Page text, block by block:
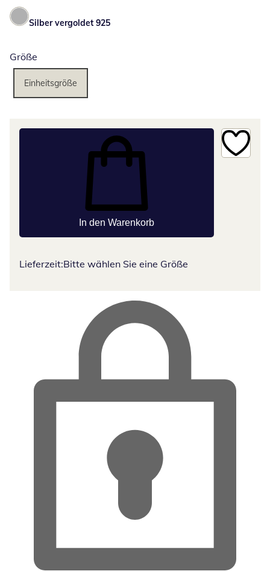
Silber vergoldet 925
Größe
Einheitsgröße
In den Warenkorb
Lieferzeit:Bitte wählen Sie eine Größe